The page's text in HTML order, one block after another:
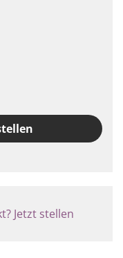
Jetzt stellen